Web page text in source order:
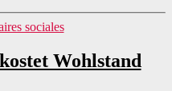
sociales
Wohlstand